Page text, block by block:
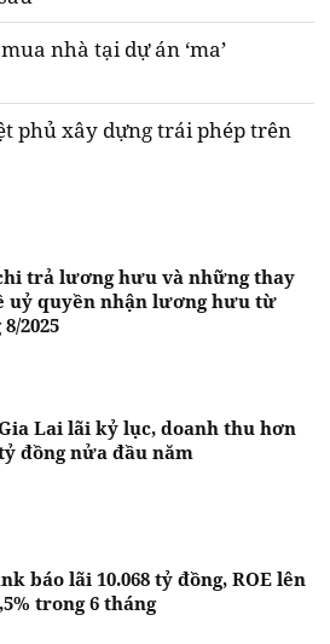
nhà tại dự án ‘ma’
phủ xây dựng trái phép trên
trả lương hưu và những thay
uỷ quyền nhận lương hưu từ
2025
Lai lãi kỷ lục, doanh thu hơn
tỷ đồng nửa đầu năm
báo lãi 10.068 tỷ đồng, ROE lên
trong 6 tháng